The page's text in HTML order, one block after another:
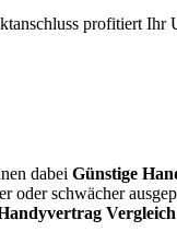
profitiert
dabei Günstige
schwächer
Vergleich